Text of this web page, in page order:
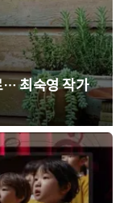
… 최숙영 작가